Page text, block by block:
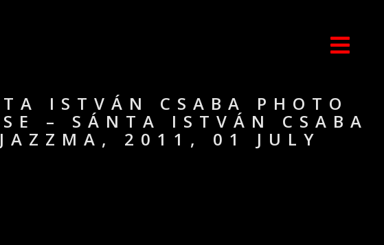
ISTVÁN CSABA PHOTO
– SÁNTA ISTVÁN CSABA
2011, 01 JULY